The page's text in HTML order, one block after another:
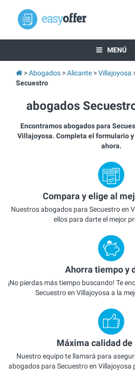
MENÚ
Abogados Alicante Villajoyosa
Secuestro
abogados
Encontramos abogados para
Villajoyosa. Completa el formulario
ahora.
Compara y elige al
Nuestros abogados para Secuestro en
ellos para darte el mejor
Ahorra tiempo y
¡No pierdas más tiempo buscando! Te
Secuestro en Villajoyosa a la
Máxima calidad
Nuestro equipo te llamará para
abogados para Secuestro en Villajoyosa